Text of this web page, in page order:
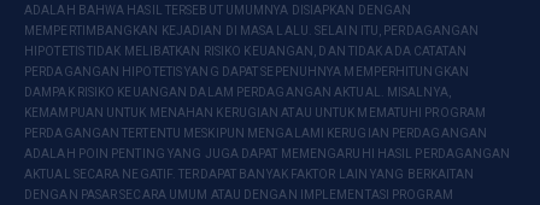
ADALAH BAHWA HASIL TERSEBUT UMUMNYA DISIAPKAN DENGAN
MEMPERTIMBANGKAN KEJADIAN DI MASA LALU. SELAIN ITU, PERDAGANGAN
HIPOTETIS TIDAK MELIBATKAN RISIKO KEUANGAN, DAN TIDAK ADA CATATAN
PERDAGANGAN HIPOTETIS YANG DAPAT SEPENUHNYA MEMPERHITUNGKAN
DAMPAK RISIKO KEUANGAN DALAM PERDAGANGAN AKTUAL. MISALNYA,
KEMAMPUAN UNTUK MENAHAN KERUGIAN ATAU UNTUK MEMATUHI PROGRAM
PERDAGANGAN TERTENTU MESKIPUN MENGALAMI KERUGIAN PERDAGANGAN
ADALAH POIN PENTING YANG JUGA DAPAT MEMENGARUHI HASIL PERDAGANGAN
AKTUAL SECARA NEGATIF. TERDAPAT BANYAK FAKTOR LAIN YANG BERKAITAN
DENGAN PASAR SECARA UMUM ATAU DENGAN IMPLEMENTASI PROGRAM